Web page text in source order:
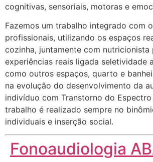
cognitivas, sensoriais, motoras e
Fazemos um trabalho integrado com
profissionais, utilizando os espaços
cozinha, juntamente com nutricionista
experiências reais ligada seletividade
como outros espaços, quarto e
na evolução do desenvolvimento da
indivíduo com Transtorno do
trabalho é realizado sempre no
individuais e inserção social.
Fonoaudiologia